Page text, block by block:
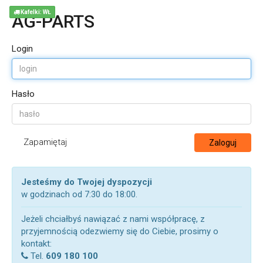
AG-PARTS
Login
Hasło
Zapamiętaj Zaloguj
Jesteśmy do Twojej dyspozycji
w godzinach od 7:30 do 18:00.
Jeżeli chciałbyś nawiązać z nami współpracę, z
przyjemnością odezwiemy się do Ciebie, prosimy o
kontakt:
Tel. 609 180 100
Kafelki: WŁ